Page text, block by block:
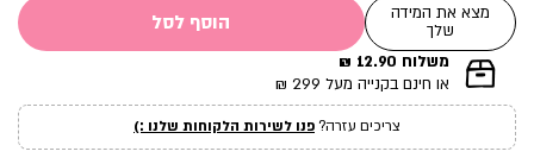
מצא את המידה
שלך
הוסף לסל
|
תומך
עמוד
מוצר
משלוח 12.90 ₪
או חינם בקנייה מעל 299 ₪
צריכים עזרה?פנו לשירות הלקוחות שלנו :)